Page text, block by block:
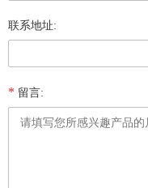
联系地址:
* 留言: